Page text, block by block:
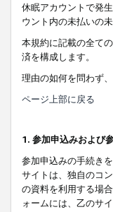
休眠アカウントで発
ウント内の未払いの
本規約に記載の全て
済を構成します。
理由の如何を問わず
ページ上部に戻る
1. 参加申込みおよび
参加申込みの手続き
サイトは、独自のコ
の資料を利用する場
ォームには、乙のサ